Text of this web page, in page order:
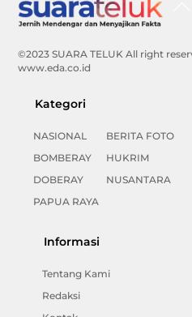
©2023 SUARA TELUK All right
www.eda.co.id
Kategori
NASIONAL
BOMBERAY
DOBERAY
PAPUA RAYA
BERITA FOTO
HUKRIM
NUSANTARA
Informasi
Tentang Kami
Redaksi